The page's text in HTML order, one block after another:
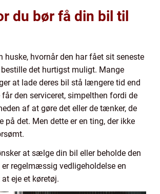
du bør få din bil til
huske, hvornår den har fået sit seneste
det hurtigst muligt. Mange
at lade deres bil stå længere tid end
får den serviceret, simpelthen fordi de
af at gøre det eller de tænker, de
på det. Men dette er en ting, der ikke
at sælge din bil eller beholde den
er regelmæssig vedligeholdelse en
eje et køretøj.